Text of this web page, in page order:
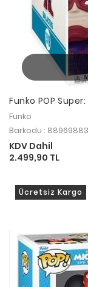
Funko POP
Funko
Barkodu :
KDV Dahil
2.499,90 TL
Ücretsiz Kargo